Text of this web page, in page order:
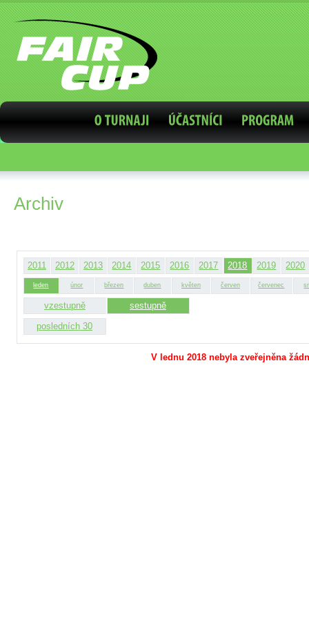
Archiv
2011 2012 2013 2014 2015 2016 2017 2018 2019 2020
leden únor březen duben květen červen červenec
vzestupně
sestupně
posledních 30
V lednu 2018 nebyla zveřejněna